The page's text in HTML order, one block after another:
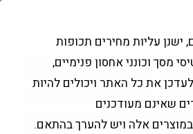
בקשה להצעה
ישנן עליות מחירים תכופות
מסך וכונני אחסון פנימיים,
את כל האתר ויכולים להיות
שאינם מעודכנים
אלה ויש להערך בהתאם.